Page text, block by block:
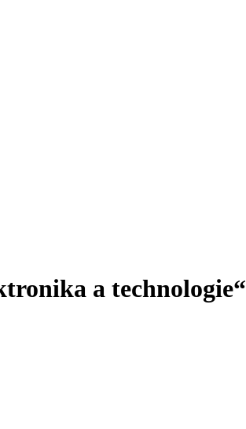
a technologie“